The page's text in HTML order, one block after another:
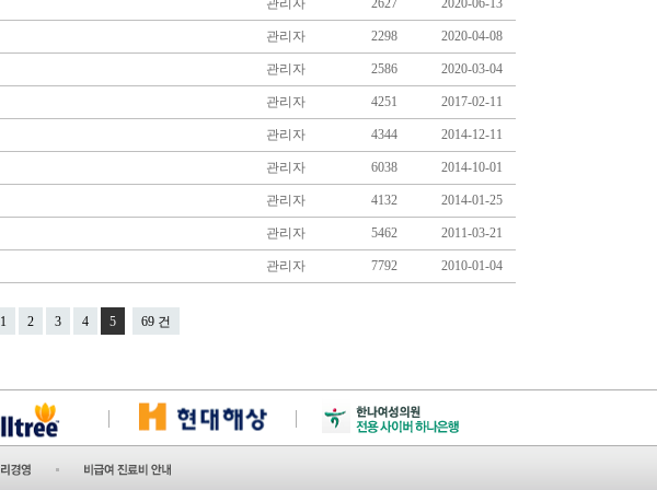
관리자 2627 2020-06-13
관리자 2298 2020-04-08
관리자 2586 2020-03-04
관리자 4251 2017-02-11
관리자 4344 2014-12-11
관리자 6038 2014-10-01
관리자 4132 2014-01-25
관리자 5462 2011-03-21
관리자 7792 2010-01-04
1 2 3 4 5 69 건